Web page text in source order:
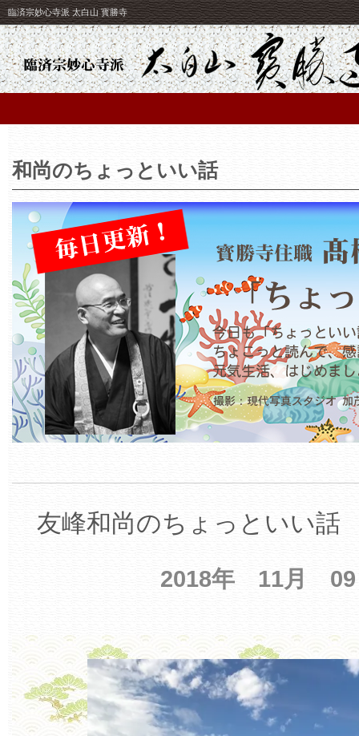
臨済宗妙心寺派 太白山 寳勝寺
和尚のちょっといい話
友峰和尚のちょっといい話
2018年 11月